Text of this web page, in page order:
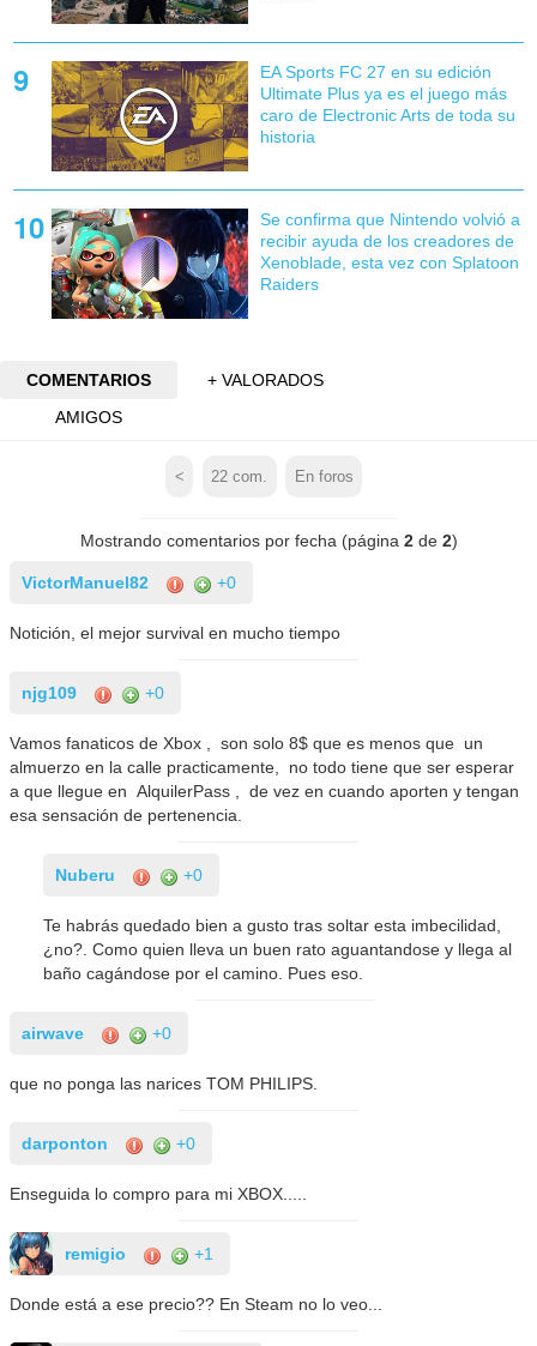
EA Sports FC 27 en su edición
Ultimate Plus ya es el juego más
caro de Electronic Arts de toda su
historia
Se confirma que Nintendo volvió a
recibir ayuda de los creadores de
Xenoblade, esta vez con Splatoon
Raiders
COMENTARIOS
+ VALORADOS
AMIGOS
< 22 com. En foros
Mostrando comentarios por fecha (página 2de 2)
VictorManuel82 +0
Notición, el mejor survival en mucho tiempo
njg109 +0
Vamos fanaticos de Xbox , son solo 8$ que es menos que un
almuerzo en la calle practicamente, no todo tiene que ser esperar
a que llegue en AlquilerPass , de vez en cuando aporten y tengan
esa sensación de pertenencia.
Nuberu +0
Te habrás quedado bien a gusto tras soltar esta imbecilidad,
¿no?. Como quien lleva un buen rato aguantandose y llega al
baño cagándose por el camino. Pues eso.
airwave +0
que no ponga las narices TOM PHILIPS.
darponton +0
Enseguida lo compro para mi XBOX.....
remigio +1
Donde está a ese precio?? En Steam no lo veo...